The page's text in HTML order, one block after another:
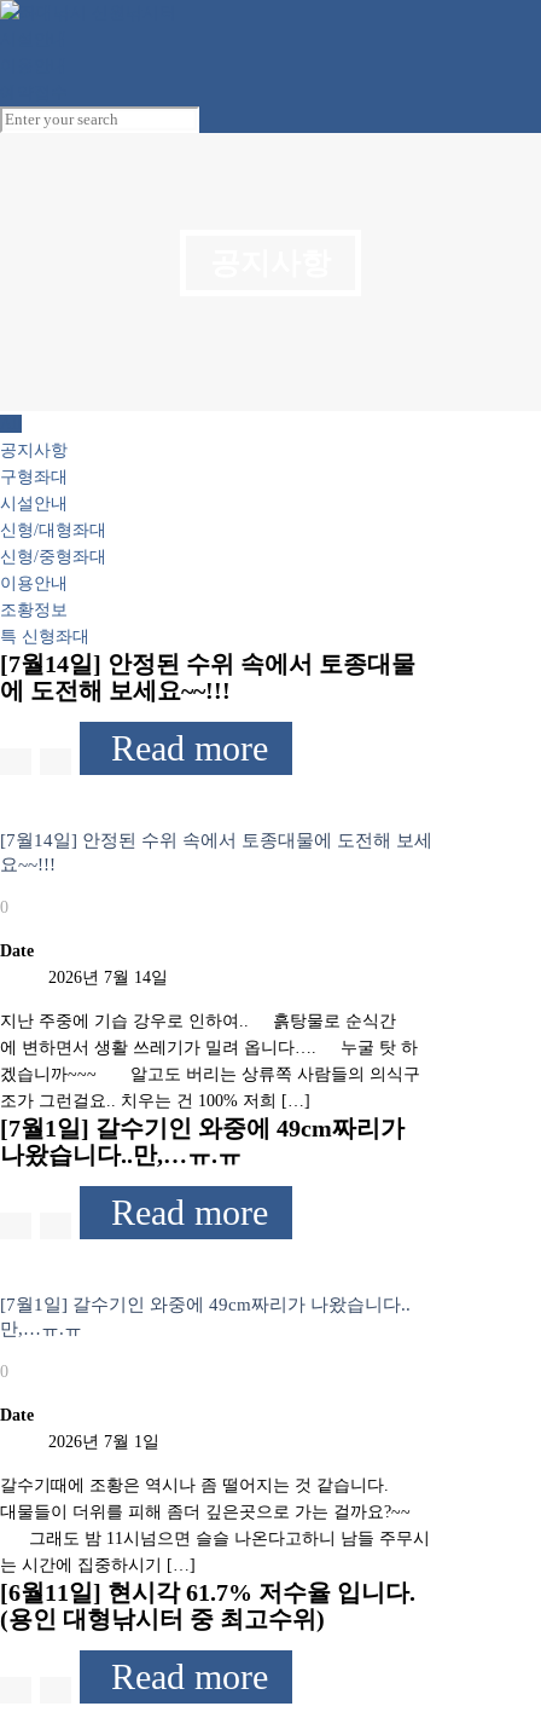
공지사항
구형좌대
시설안내
신형/대형좌대
신형/중형좌대
이용안내
조황정보
특 신형좌대
[7월14일] 안정된 수위 속에서 토종대물
에 도전해 보세요~~!!!
Read more
[7월14일] 안정된 수위 속에서 토종대물에 도전해 보세
요~~!!!
0
Date
2026년 7월 14일
지난 주중에 기습 강우로 인하여.. 흙탕물로 순식간
에 변하면서 생활 쓰레기가 밀려 옵니다…. 누굴 탓 하
겠습니까~~~ 알고도 버리는 상류쪽 사람들의 의식구
조가 그런걸요.. 치우는 건 100% 저희 […]
[7월1일] 갈수기인 와중에 49cm짜리가
나왔습니다..만,…ㅠ.ㅠ
Read more
[7월1일] 갈수기인 와중에 49cm짜리가 나왔습니다..
만,…ㅠ.ㅠ
0
Date
2026년 7월 1일
갈수기때에 조황은 역시나 좀 떨어지는 것 같습니다.
대물들이 더위를 피해 좀더 깊은곳으로 가는 걸까요?~~
그래도 밤 11시넘으면 슬슬 나온다고하니 남들 주무시
는 시간에 집중하시기 […]
[6월11일] 현시각 61.7% 저수율 입니다.
(용인 대형낚시터 중 최고수위)
Read more